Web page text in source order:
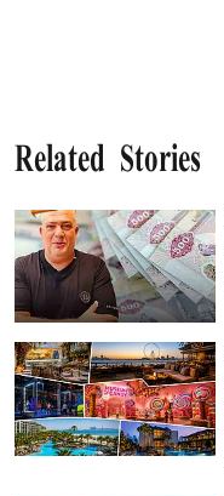
Related Stories